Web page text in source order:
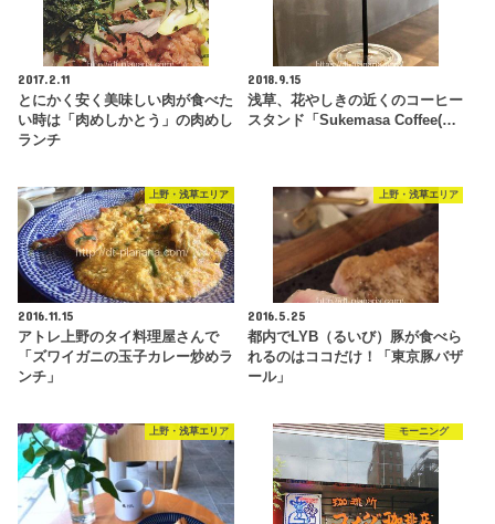
2017.2.11
とにかく安く美味しい肉が食べた
い時は「肉めしかとう」の肉めし
ランチ
2018.9.15
浅草、花やしきの近くのコーヒー
スタンド「Sukemasa Coffee(…
上野・浅草エリア
2016.11.15
アトレ上野のタイ料理屋さんで
「ズワイガニの玉子カレー炒めラ
ンチ」
上野・浅草エリア
2016.5.25
都内でLYB（るいび）豚が食べら
れるのはココだけ！「東京豚バザ
ール」
上野・浅草エリア モーニング